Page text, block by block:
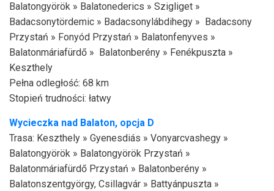
Balatongyörök » Balatonederics » Szigliget »
Badacsonytördemic » Badacsonylábdihegy » Badacsony
Przystań » Fonyód Przystań » Balatonfenyves »
Balatonmáriafürdő » Balatonberény » Fenékpuszta »
Keszthely
Pełna odległość: 68 km
Stopień trudności: łatwy
Wycieczka nad Balaton, opcja D
Trasa: Keszthely » Gyenesdiás » Vonyarcvashegy »
Balatongyörök » Balatongyörök Przystań »
Balatonmáriafürdő Przystań » Balatonberény »
Balatonszentgyörgy, Csillagvár » Battyánpuszta »